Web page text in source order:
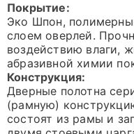
Покрытие:
Эко Шпон,
слоем оверлей.
воздействию влаги,
абразивной химии
Конструкция:
Дверные полотна
(рамную)
состоят из рамы и